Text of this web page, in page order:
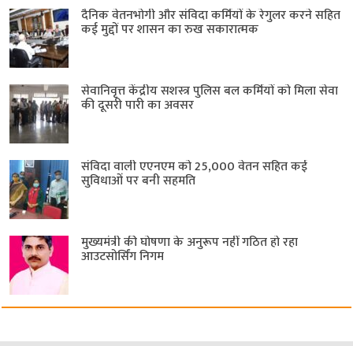
दैनिक वेतनभोगी और संविदा कर्मियों के रेगुलर करने सहित
कई मुद्दों पर शासन का रुख सकारात्मक
सेवानिवृत्त केंद्रीय सशस्त्र पुलिस बल ​कर्मियों को मिला सेवा
की दूसरी पारी का अवसर
संविदा वाली एएनएम को 25,000 वेतन सहित कई
सुविधाओं पर बनी सहमति
मुख्यमंत्री की घोषणा के अनुरूप नहीं गठित हो रहा
आउटसोर्सिंग निगम